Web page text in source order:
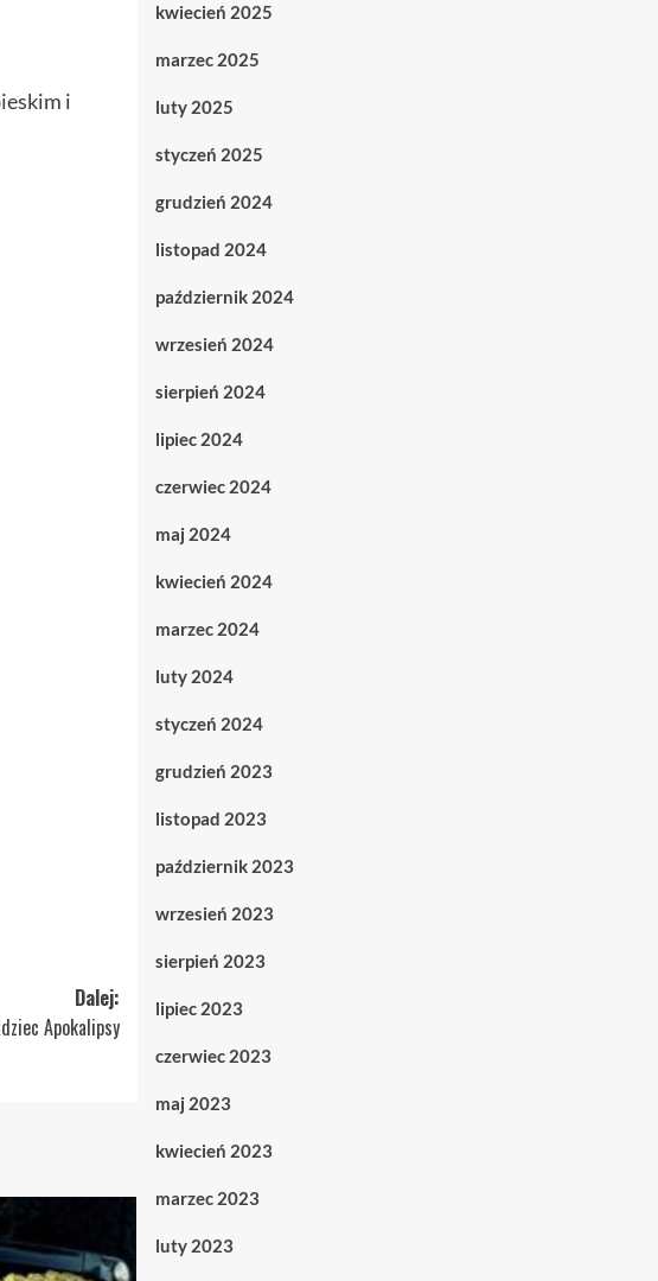
i
Dalej:
Apokalipsy
kwiecień 2025
marzec 2025
luty 2025
styczeń 2025
grudzień 2024
listopad 2024
październik 2024
wrzesień 2024
sierpień 2024
lipiec 2024
czerwiec 2024
maj 2024
kwiecień 2024
marzec 2024
luty 2024
styczeń 2024
grudzień 2023
listopad 2023
październik 2023
wrzesień 2023
sierpień 2023
lipiec 2023
czerwiec 2023
maj 2023
kwiecień 2023
marzec 2023
luty 2023